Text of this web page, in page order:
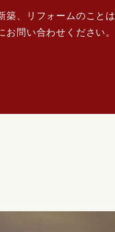
築、リフォームのことは
お問い合わせください。